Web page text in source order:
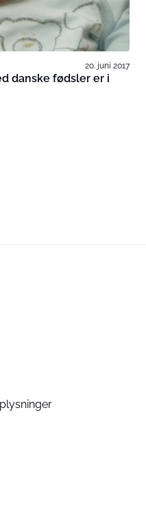
20. juni 2017
danske fødsler er i